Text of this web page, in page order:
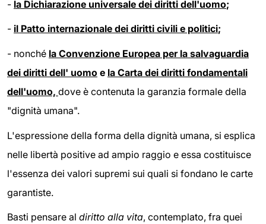
- la Dichiarazione universale dei diritti dell'uomo;
- il Patto internazionale dei diritti civili e politici;
- nonché la Convenzione Europea per la salvaguardia
dei diritti dell' uomo e la Carta dei diritti fondamentali
dell'uomo, dove è contenuta la garanzia formale della
"dignità umana".
L'espressione della forma della dignità umana, si esplica
nelle libertà positive ad ampio raggio e essa costituisce
l'essenza dei valori supremi sui quali si fondano le carte
garantiste.
Basti pensare al diritto alla vita, contemplato, fra quei